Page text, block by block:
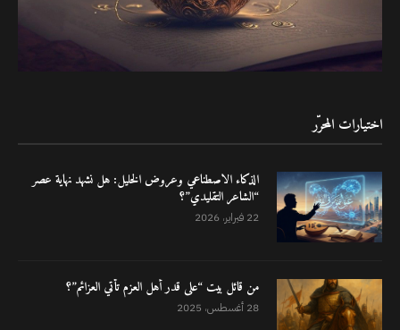
اختيارات المحرّر
الذكاء الاصطناعي وعروض الخليل: هل نشهد نهاية عصر
“الشاعر التقليدي”؟
22 فبراير، 2026
من قائل بيت “على قدر أهل العزم تأتي العزائم”؟
28 أغسطس، 2025